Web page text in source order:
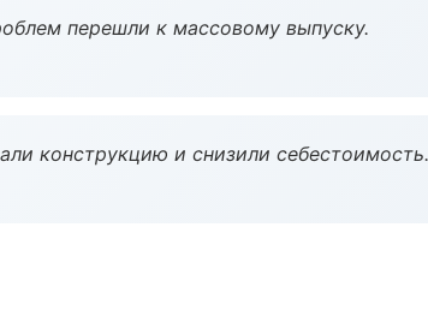
перешли к массовому выпуску.
конструкцию и снизили себестоимость.